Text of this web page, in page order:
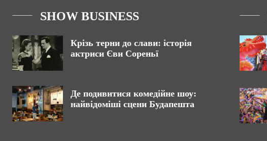
SHOW BUSINESS
Крізь терни до слави: історія
актриси Єви Сореньї
Де подивитися комедійне шоу:
найвідоміші сцени Будапешта